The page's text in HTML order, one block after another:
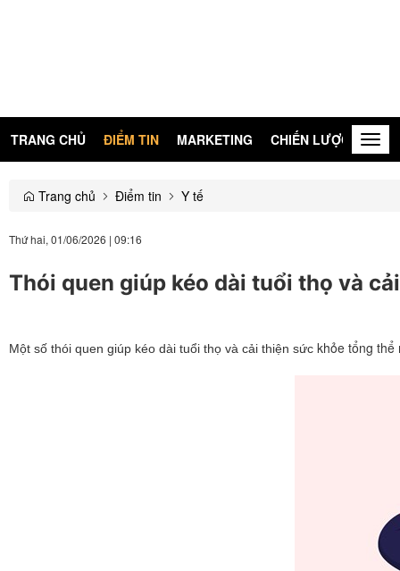
TRANG CHỦ ĐIỂM TIN MARKETING CHIẾN LƯỢC
Trang chủ Điểm tin Y tế
Thứ hai, 01/06/2026 | 09:16
Thói quen giúp kéo dài tuổi thọ và
Một số thói quen giúp kéo dài tuổi thọ và cải thiện sức khỏe tổng